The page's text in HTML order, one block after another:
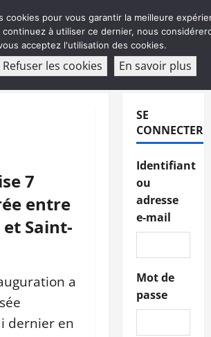
ABONNEMENT
7
entre
Saint-
a
dernier en
SE
CONNECTER
Identifiant
ou
adresse
e-mail
Mot de
passe
cookies pour vous garantir la meilleure
à utiliser ce dernier, nous
acceptez l'utilisation des cookies.
Refuser les cookies En savoir plus